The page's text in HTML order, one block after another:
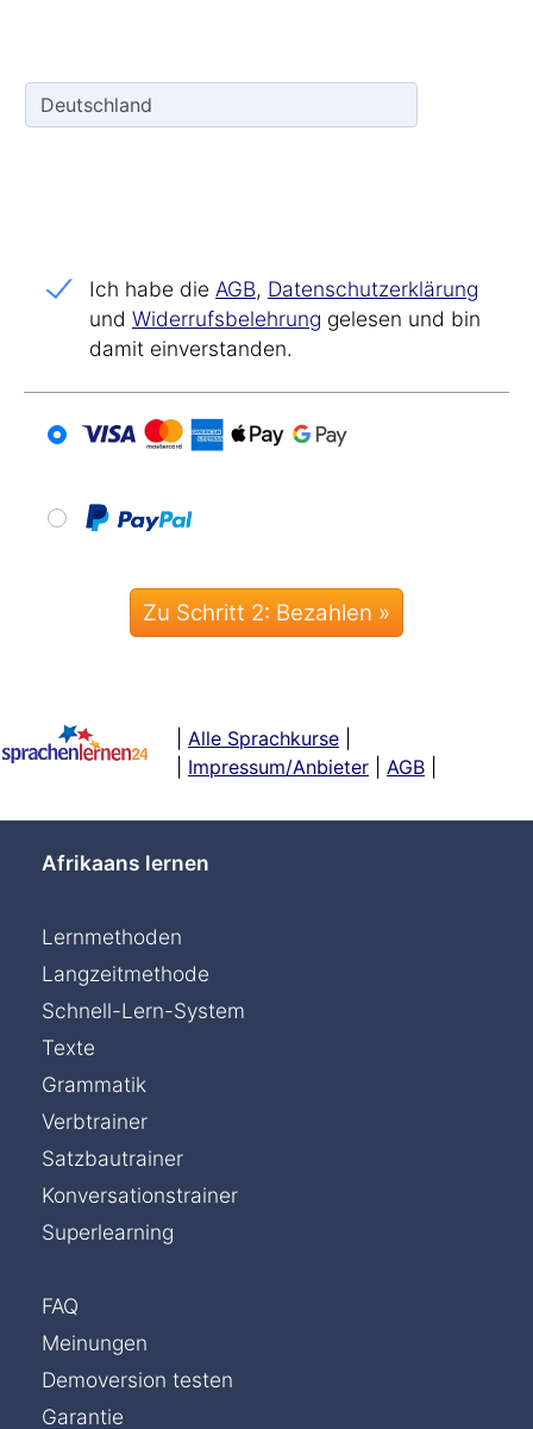
Ich habe die AGB, Datenschutz­erklärung
und Widerrufs­belehrung gelesen und bin
damit einverstanden.
Alle Sprachkurse
Impressum/Anbieter AGB
Afrikaans lernen
Lernmethoden
Langzeitmethode
Schnell-Lern-System
Texte
Grammatik
Verbtrainer
Satzbautrainer
Konversationstrainer
Superlearning
FAQ
Meinungen
Demoversion testen
Garantie